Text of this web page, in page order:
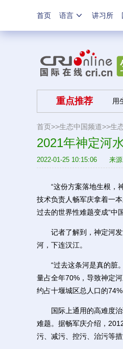
首页 语言 讲习所
重点推荐
好生活“美美与共” 推广适用生
首页>>生态中国频道>>生
2021年神定河
2022-01-25 10:15:06 来源
“这份方案落地生根，神
技术负责人畅军庆拿着一
过去的世界性难题变成“中
记者了解到，神定河发
河，下连汉江。
“过去这条河是真的脏。
量占全年70%，导致神定
约占十堰城区总人口的
国际上通用的高难度治
难题。据畅军庆介绍，
污、减污、控污、治污等措